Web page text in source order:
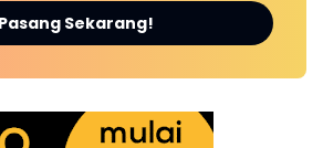
Pasang Sekarang!